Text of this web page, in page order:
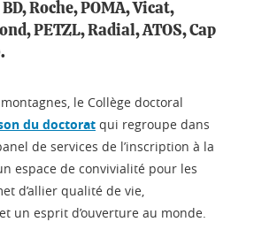
Roche, POMA, Vicat,
PETZL, Radial, ATOS, Cap
le Collège doctoral
du doctorat qui regroupe dans
de services de l’inscription à la
espace de convivialité pour les
d’allier qualité de vie,
un esprit d’ouverture au monde.